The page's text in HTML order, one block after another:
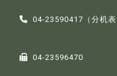
04-23590417（分机表
04-23596470